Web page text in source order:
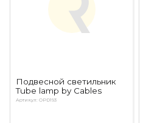
Подвесной светильник
Tube lamp by Cables
Артикул: OPD193